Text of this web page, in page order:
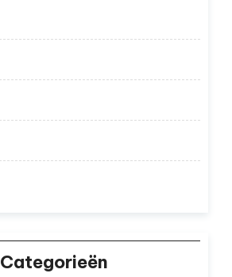
Categorieën